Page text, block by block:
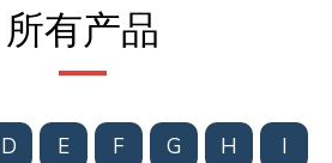
所有产品
D E F G H
I